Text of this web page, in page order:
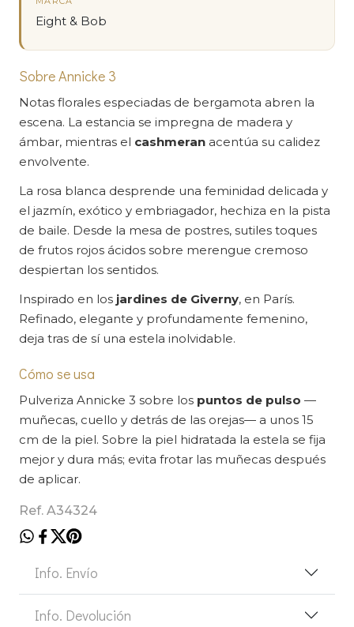
Eight & Bob
Sobre Annicke 3
Notas florales especiadas de bergamota abren la
escena. La estancia se impregna de madera y
ámbar, mientras el cashmeran acentúa su calidez
envolvente.
La rosa blanca desprende una feminidad delicada y
el jazmín, exótico y embriagador, hechiza en la pista
de baile. Desde la mesa de postres, sutiles toques
de frutos rojos ácidos sobre merengue cremoso
despiertan los sentidos.
Inspirado en los jardines de Giverny, en París.
Refinado, elegante y profundamente femenino,
deja tras de sí una estela inolvidable.
Cómo se usa
Pulveriza Annicke 3 sobre los puntos de pulso —
muñecas, cuello y detrás de las orejas— a unos 15
cm de la piel. Sobre la piel hidratada la estela se fija
mejor y dura más; evita frotar las muñecas después
de aplicar.
Ref. A34324
Info. Envío
Info. Devolución